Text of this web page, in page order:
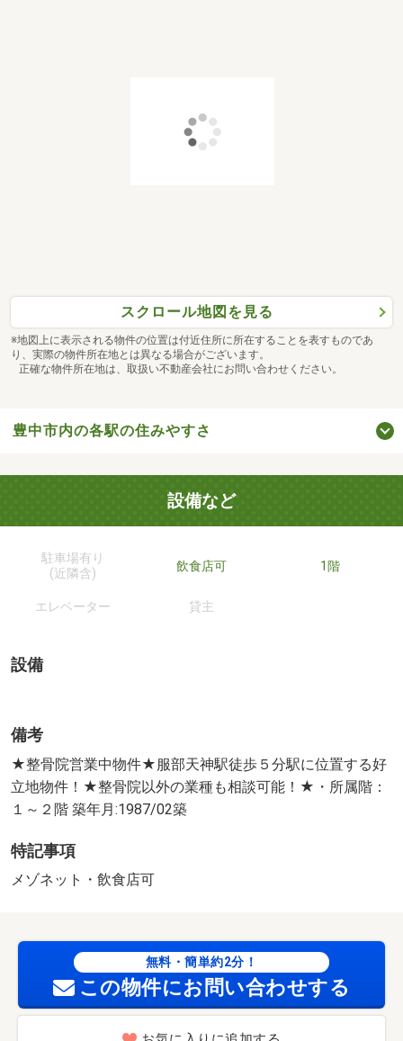
スクロール地図を見る
※地図上に表示される物件の位置は付近住所に所在することを表すものであ
り、実際の物件所在地とは異なる場合がございます。
正確な物件所在地は、取扱い不動産会社にお問い合わせください。
豊中市内の各駅の住みやすさ
設備など
駐車場有り
(近隣含)
飲食店可 1階
エレベーター 貸主
設備
備考
★整骨院営業中物件★服部天神駅徒歩５分駅に位置する好
立地物件！★整骨院以外の業種も相談可能！★・所属階：
１～２階 築年月:1987/02築
特記事項
メゾネット・飲食店可
無料・簡単約2分！
この物件にお問い合わせする